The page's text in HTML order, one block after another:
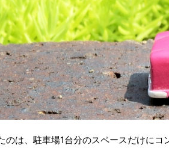
のは、駐車場1台分のスペースだけにコ